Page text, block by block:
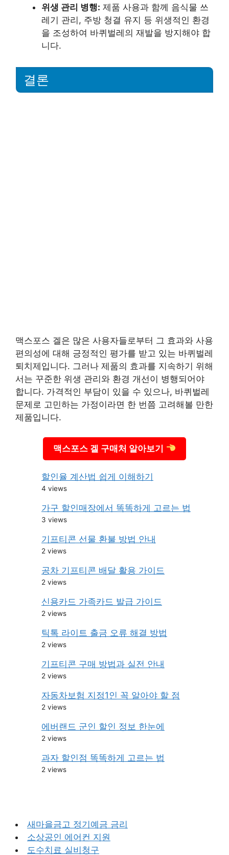
위생 관리 병행: 제품 사용과 함께 음식물 쓰
레기 관리, 주방 청결 유지 등 위생적인 환경
을 조성하여 바퀴벌레의 재발을 방지해야 합
니다.
결론
맥스포스 겔은 많은 사용자들로부터 그 효과와 사용
편의성에 대해 긍정적인 평가를 받고 있는 바퀴벌레
퇴치제입니다. 그러나 제품의 효과를 지속하기 위해
서는 꾸준한 위생 관리와 환경 개선이 병행되어야
합니다. 가격적인 부담이 있을 수 있으나, 바퀴벌레
문제로 고민하는 가정이라면 한 번쯤 고려해볼 만한
제품입니다.
맥스포스 겔 구매처 알아보기
할인율 계산법 쉽게 이해하기
4 views
가구 할인매장에서 똑똑하게 고르는 법
3 views
기프티콘 선물 환불 방법 안내
2 views
공차 기프티콘 배달 활용 가이드
2 views
신용카드 가족카드 발급 가이드
2 views
틱톡 라이트 출금 오류 해결 방법
2 views
기프티콘 구매 방법과 실전 안내
2 views
자동차보험 지정1인 꼭 알아야 할 점
2 views
에버랜드 군인 할인 정보 한눈에
2 views
과자 할인점 똑똑하게 고르는 법
2 views
새마을금고 정기예금 금리
소상공인 에어컨 지원
도수치료 실비청구